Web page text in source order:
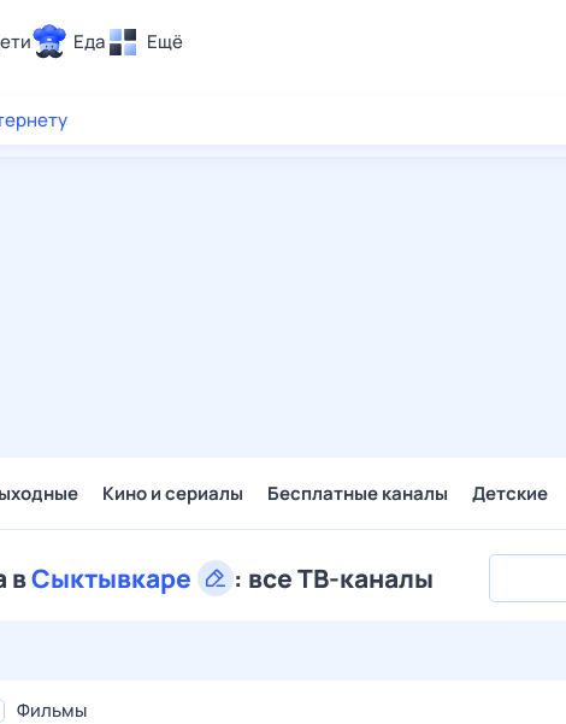
Еда Ещё
Кино и сериалы Бесплатные каналы Детские
вСыктывкаре : все ТВ-каналы
Фильмы